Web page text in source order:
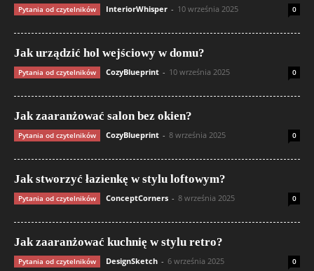
Pytania od czytelników InteriorWhisper - 10 września 2025 0
Jak urządzić hol wejściowy w domu?
Pytania od czytelników CozyBlueprint - 10 września 2025 0
Jak zaaranżować salon bez okien?
Pytania od czytelników CozyBlueprint - 8 września 2025 0
Jak stworzyć łazienkę w stylu loftowym?
Pytania od czytelników ConceptCorners - 8 września 2025 0
Jak zaaranżować kuchnię w stylu retro?
Pytania od czytelników DesignSketch - 6 września 2025 0